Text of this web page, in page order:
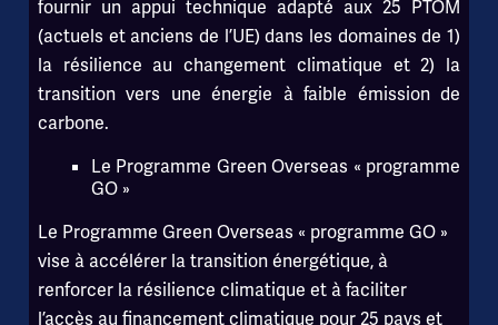
fournir un appui technique adapté aux 25 PTOM
(actuels et anciens de l’UE) dans les domaines de 1)
la résilience au changement climatique et 2) la
transition vers une énergie à faible émission de
carbone.
Le Programme Green Overseas « programme
GO »
Le Programme Green Overseas « programme GO »
vise à accélérer la transition énergétique, à
renforcer la résilience climatique et à faciliter
l’accès au financement climatique pour 25 pays et